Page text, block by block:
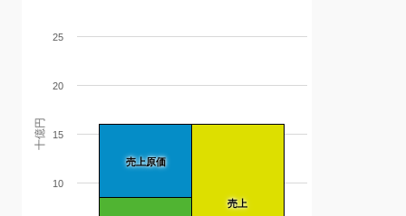
十億円
売上原価
売上
10
15
20
25